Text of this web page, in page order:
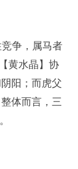
争，属马者
黄水晶】协
阳；而虎父
体而言，三